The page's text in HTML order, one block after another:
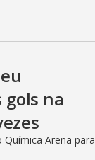
na
Arena para